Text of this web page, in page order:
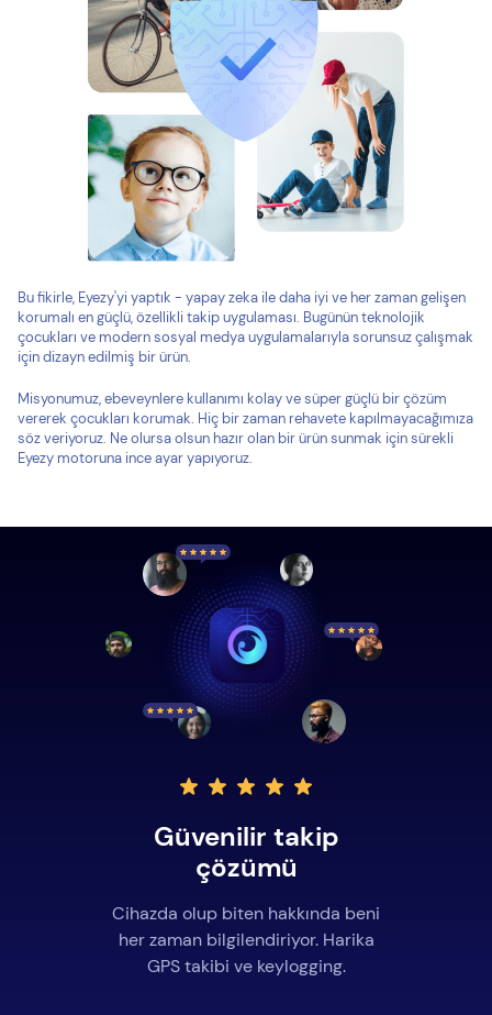
Bu fikirle, Eyezy'yi yaptık - yapay zeka ile daha iyi ve her zaman gelişen
korumalı en güçlü, özellikli takip uygulaması. Bugünün teknolojik
çocukları ve modern sosyal medya uygulamalarıyla sorunsuz çalışmak
için dizayn edilmiş bir ürün.
Misyonumuz, ebeveynlere kullanımı kolay ve süper güçlü bir çözüm
vererek çocukları korumak. Hiç bir zaman rehavete kapılmayacağımıza
söz veriyoruz. Ne olursa olsun hazır olan bir ürün sunmak için sürekli
Eyezy motoruna ince ayar yapıyoruz.
Güvenilir takip
çözümü
Cihazda olup biten hakkında beni
her zaman bilgilendiriyor. Harika
GPS takibi ve keylogging.